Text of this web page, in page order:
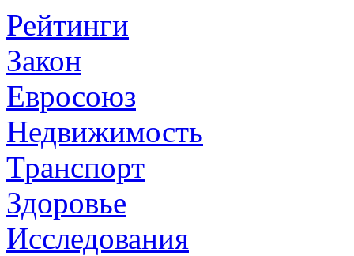
Рейтинги
Закон
Евросоюз
Недвижимость
Транспорт
Здоровье
Исследования